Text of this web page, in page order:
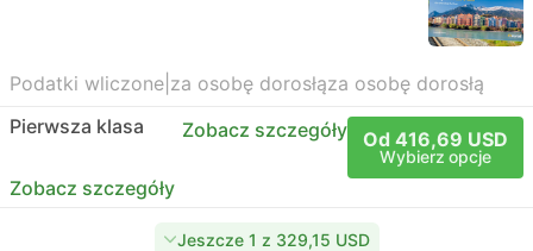
Podatki wliczone za osobę dorosłąza osobę dorosłą
Pierwsza klasa
Zobacz szczegóły Od 416,69 USD
Wybierz opcje
Zobacz szczegóły
Jeszcze 1 z 329,15 USD